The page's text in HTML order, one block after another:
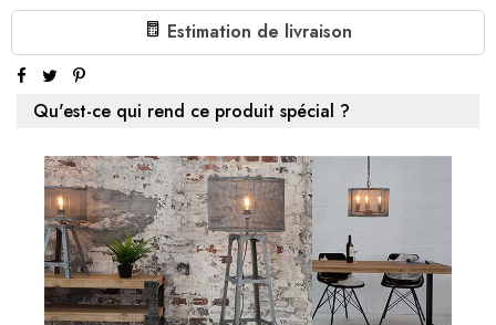
Estimation de livraison
Qu'est-ce qui rend ce produit spécial ?